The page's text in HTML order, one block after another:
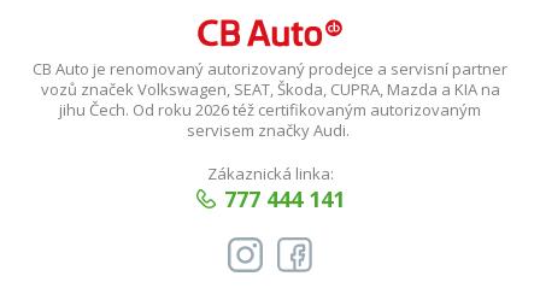
CB Auto je renomovaný autorizovaný prodejce a servisní partner
vozů značek Volkswagen, SEAT, Škoda, CUPRA, Mazda a KIA na
jihu Čech. Od roku 2026 též certifikovaným autorizovaným
servisem značky Audi.
Zákaznická linka:
777 444 141